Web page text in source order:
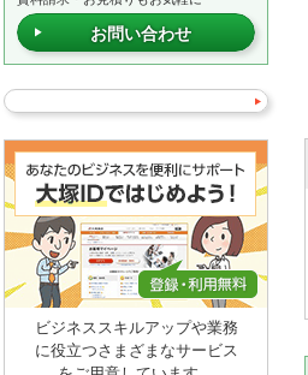
お問い合わせ
ビジネススキルアップや業務
に役立つさまざまなサービス